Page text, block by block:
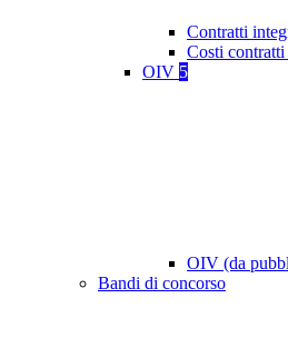
Contratti
Costi
OIV 5
OIV (da
Bandi di concorso